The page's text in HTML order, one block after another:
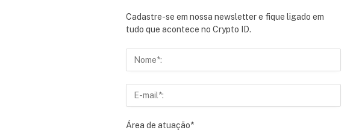
Cadastre-se em nossa newsletter e fique ligado em
tudo que acontece no Crypto ID.
Área de atuação*